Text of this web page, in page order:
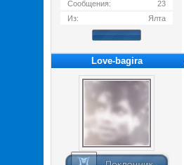
Сообщения:
23
Из:
Ялта
Love-bagira